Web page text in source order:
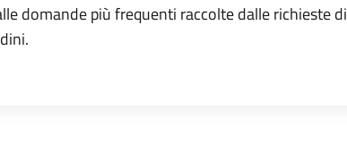
domande più frequenti raccolte dalle richieste di